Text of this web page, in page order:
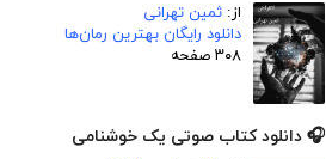
از: ثمین تهرانی
دانلود رایگان بهترین رمان‌ها
۳۰۸ صفحه
🎧 دانلود کتاب صوتی یک خوشنامی